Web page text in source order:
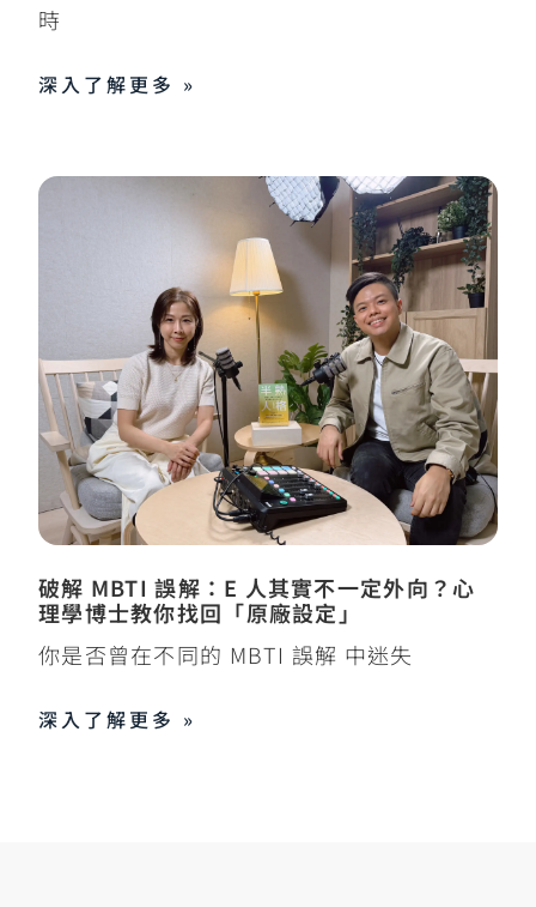
時
深入了解更多 »
破解 MBTI 誤解：E 人其實不一定外向？心
理學博士教你找回「原廠設定」
你是否曾在不同的 MBTI 誤解 中迷失
深入了解更多 »